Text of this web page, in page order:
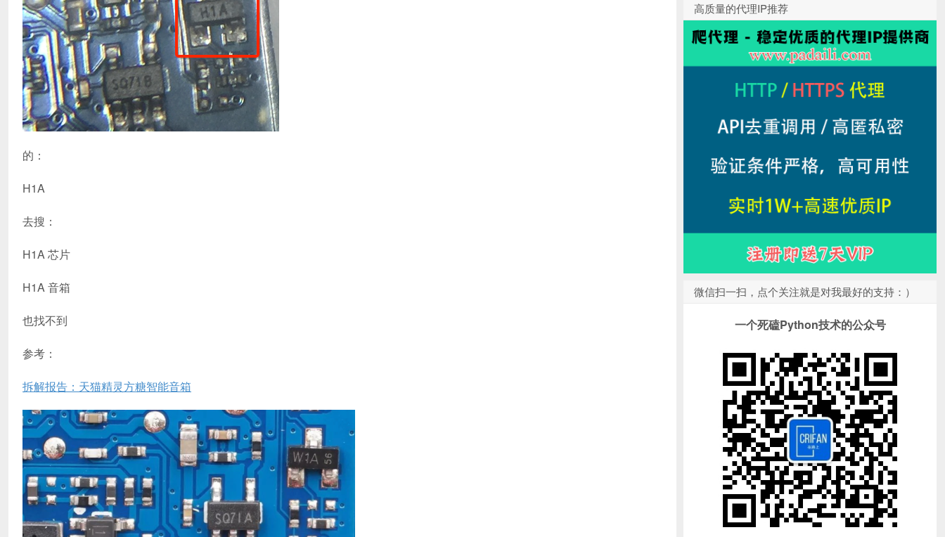
的：
H1A
去搜：
H1A 芯片
H1A 音箱
也找不到
参考：
拆解报告：天猫精灵方糖智能音箱
高质量的代理IP推荐
微信扫一扫，点个关注就是对我最好的支持：）
一个死磕Python技术的公众号